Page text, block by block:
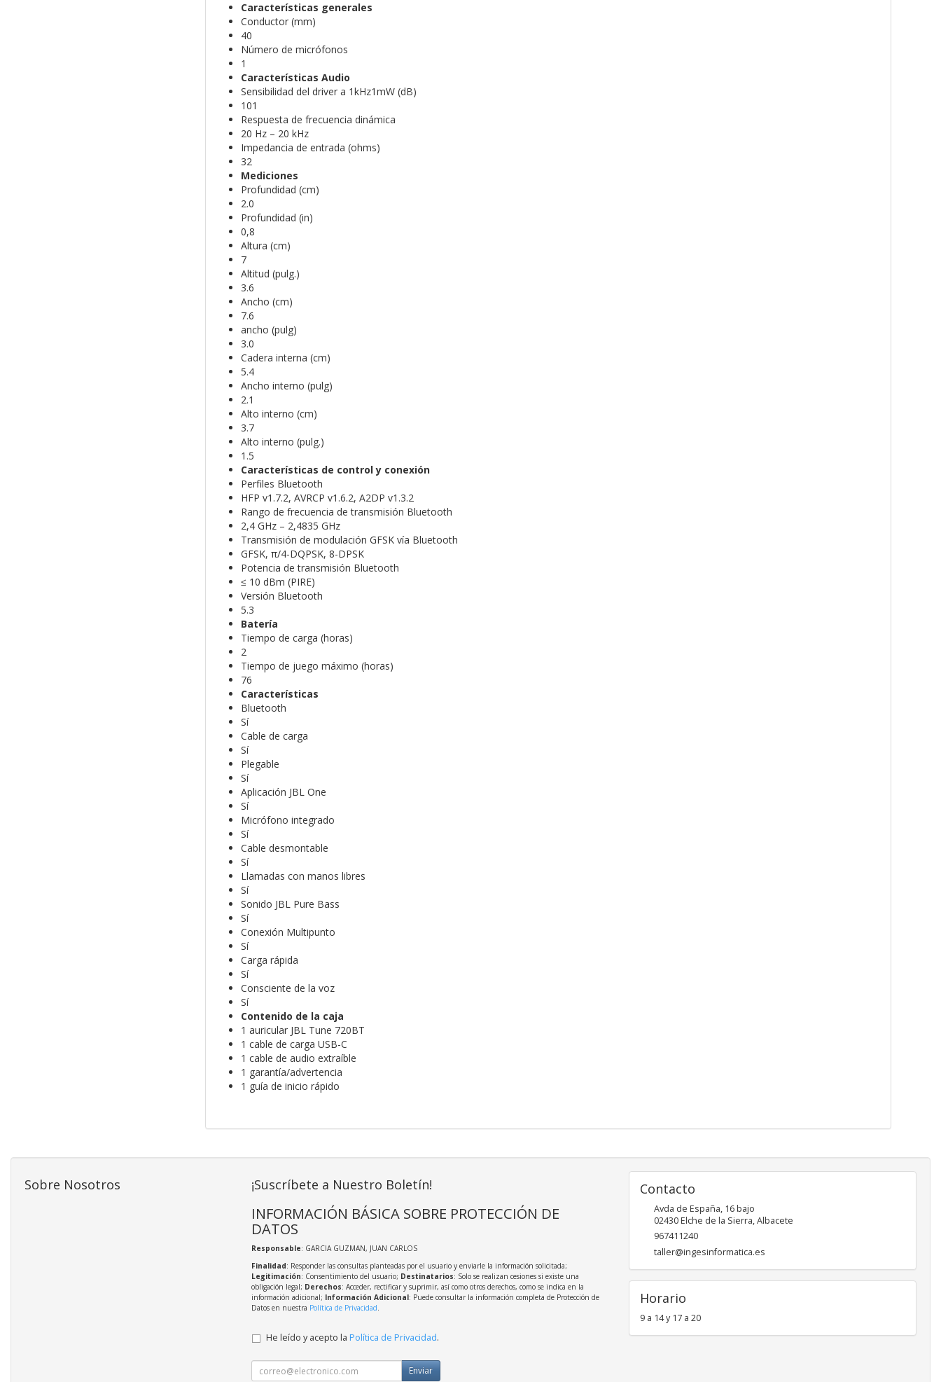
Características generales
Conductor (mm)
40
Número de micrófonos
1
Características Audio
Sensibilidad del driver a 1kHz1mW (dB)
101
Respuesta de frecuencia dinámica
20 Hz – 20 kHz
Impedancia de entrada (ohms)
32
Mediciones
Profundidad (cm)
2.0
Profundidad (in)
0,8
Altura (cm)
7
Altitud (pulg.)
3.6
Ancho (cm)
7.6
ancho (pulg)
3.0
Cadera interna (cm)
5.4
Ancho interno (pulg)
2.1
Alto interno (cm)
3.7
Alto interno (pulg.)
1.5
Características de control y conexión
Perfiles Bluetooth
HFP v1.7.2, AVRCP v1.6.2, A2DP v1.3.2
Rango de frecuencia de transmisión Bluetooth
2,4 GHz – 2,4835 GHz
Transmisión de modulación GFSK vía Bluetooth
GFSK, π/4-DQPSK, 8-DPSK
Potencia de transmisión Bluetooth
≤ 10 dBm (PIRE)
Versión Bluetooth
5.3
Batería
Tiempo de carga (horas)
2
Tiempo de juego máximo (horas)
76
Características
Bluetooth
Sí
Cable de carga
Sí
Plegable
Sí
Aplicación JBL One
Sí
Micrófono integrado
Sí
Cable desmontable
Sí
Llamadas con manos libres
Sí
Sonido JBL Pure Bass
Sí
Conexión Multipunto
Sí
Carga rápida
Sí
Consciente de la voz
Sí
Contenido de la caja
1 auricular JBL Tune 720BT
1 cable de carga USB-C
1 cable de audio extraíble
1 garantía/advertencia
1 guía de inicio rápido
Sobre Nosotros ¡Suscríbete a Nuestro Boletín!
INFORMACIÓN BÁSICA SOBRE PROTECCIÓN DE
DATOS
Responsable: GARCIA GUZMAN, JUAN CARLOS
Finalidad: Responder las consultas planteadas por el usuario y enviarle la información solicitada;
Legitimación: Consentimiento del usuario; Destinatarios: Solo se realizan cesiones si existe una
obligación legal; Derechos: Acceder, rectificar y suprimir, así como otros derechos, como se indica en la
información adicional; Información Adicional: Puede consultar la información completa de Protección de
Datos en nuestra Política de Privacidad.
He leído y acepto la Política de Privacidad.
Enviar
Contacto
Avda de España, 16 bajo
02430Elche de la Sierra,Albacete
967411240
taller@ingesinformatica.es
Horario
9 a 14 y 17 a 20